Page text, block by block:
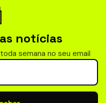
notícias
semana no seu email